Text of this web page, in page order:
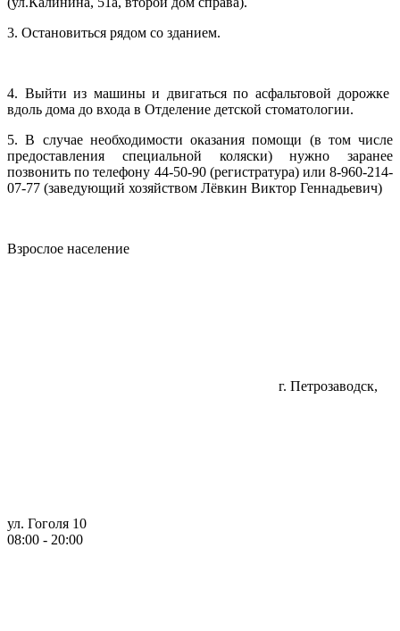
3. Остановиться рядом со зданием.
4. Выйти из машины и двигаться по асфальтовой дорожке
вдоль дома до входа в Отделение детской стоматологии.
5. В случае необходимости оказания помощи (в том числе
предоставления специальной коляски) нужно заранее
позвонить по телефону 44-50-90 (регистратура) или 8-960-214-
07-77 (заведующий хозяйством Лёвкин Виктор Геннадьевич)
Взрослое население
г. Петрозаводск,
ул. Гоголя 10
08:00 - 20:00